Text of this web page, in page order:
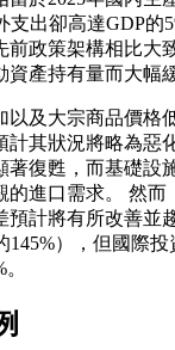
支出卻高達GDP的
前政策架構相比大
產持有量而大幅
以及大宗商品價格
計其狀況將略為惡
著復甦，而基礎設
的進口需求。 然而
預計將有所改善並
145%），但國際